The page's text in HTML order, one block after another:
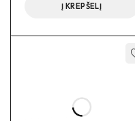
Į KREPŠELĮ